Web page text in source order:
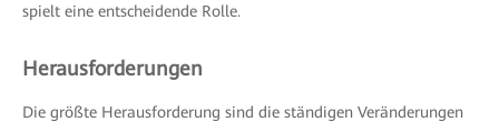
spielt eine entscheidende Rolle.
Herausforderungen
Die größte Herausforderung sind die ständigen Veränderungen